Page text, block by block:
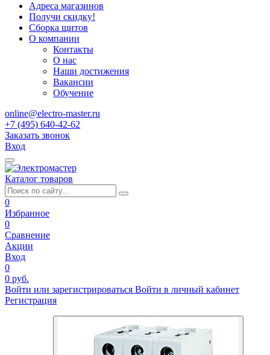
Адреса магазинов
Получи скидку!
Сборка щитов
О компании
Контакты
О нас
Наши достижения
Вакансии
Обучение
online@electro-master.ru
+7 (495) 640-42-62
Заказать звонок
Вход
Каталог товаров
0
Избранное
0
Сравнение
Акции
Вход
0
0 руб.
Войти или зарегистрироваться Войти в личный кабинет
Регистрация